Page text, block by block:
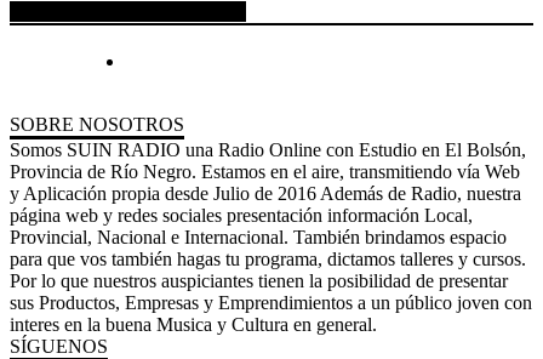
SOBRE NOSOTROS
Somos SUIN RADIO una Radio Online con Estudio en El Bolsón,
Provincia de Río Negro. Estamos en el aire, transmitiendo vía Web
y Aplicación propia desde Julio de 2016 Además de Radio, nuestra
página web y redes sociales presentación información Local,
Provincial, Nacional e Internacional. También brindamos espacio
para que vos también hagas tu programa, dictamos talleres y cursos.
Por lo que nuestros auspiciantes tienen la posibilidad de presentar
sus Productos, Empresas y Emprendimientos a un público joven con
interes en la buena Musica y Cultura en general.
SÍGUENOS